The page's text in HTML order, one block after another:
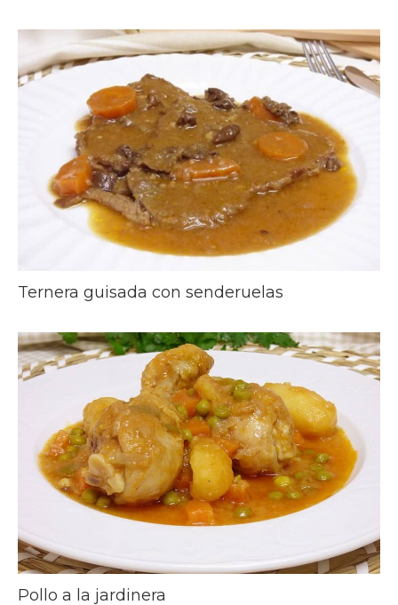
Ternera guisada con senderuelas
Pollo a la jardinera